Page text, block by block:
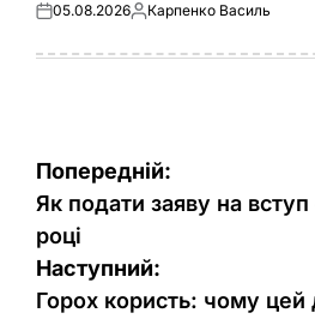
Оприлюднено
05.08.2026Опубліковано
Карпенко Василь
Навігація
записів
Попередній:
Як подати заяву на
році
Наступний:
Горох користь: чому цей